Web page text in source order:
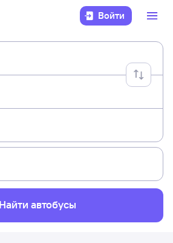
Войти
Найти автобусы